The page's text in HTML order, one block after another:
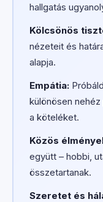
hallgatás
Kölcsönös
nézeteit és
alapja.
Empátia:
különösen
a köteléket.
Közös
együtt – hobbi,
összetartanak.
Szeretet és